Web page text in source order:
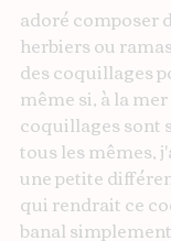
adoré composer
herbiers ou
des coquillages
même si, à la
coquillages sont
tous les mêmes,
une petite
qui rendrait ce
banal